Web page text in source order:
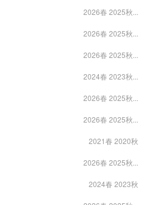
2026春 2025秋...
2026春 2025秋...
2026春 2025秋...
2024春 2023秋...
2026春 2025秋...
2026春 2025秋...
2021春 2020秋
2026春 2025秋...
2024春 2023秋